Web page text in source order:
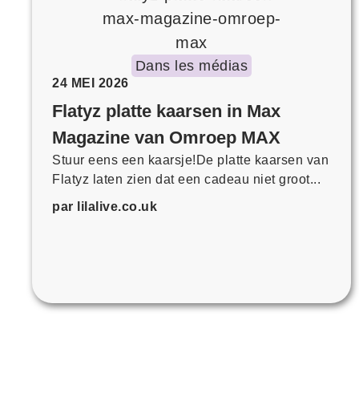
Dans les médias
24 MEI 2026
Flatyz platte kaarsen in Max
Magazine van Omroep MAX
Stuur eens een kaarsje!De platte kaarsen van
Flatyz laten zien dat een cadeau niet groot...
par lilalive.co.uk